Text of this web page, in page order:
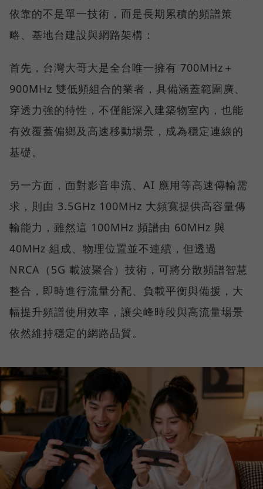
依靠的不是單一技術，而是長期累積的頻譜策
略、基地台建設與網路架構：
首先，台灣大哥大是全台唯一擁有 700MHz＋
900MHz 雙低頻組合的業者，具備涵蓋範圍廣、
穿透力強的特性，不僅能深入建築物室內，也能
有效覆蓋偏鄉及高速移動場景，成為穩定連線的
基礎。
另一方面，面對影音串流、AI 應用等高速傳輸需
求，則由 3.5GHz 100MHz 大頻寬提供高容量傳
輸能力，雖然這 100MHz 頻譜由 60MHz 與
40MHz 組成、物理位置並不連續，但透過
NRCA（5G 載波聚合）技術，可將分散頻譜智慧
整合，即時進行流量分配、負載平衡與備援，大
幅提升頻譜使用效率，讓尖峰時段與高流量場景
依然維持穩定的網路品質。